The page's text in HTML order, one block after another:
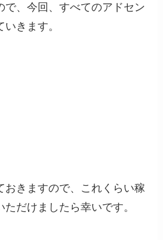
で、今回、すべてのアドセン
きます。
おきますので、これくらい稼
だけましたら幸いです。